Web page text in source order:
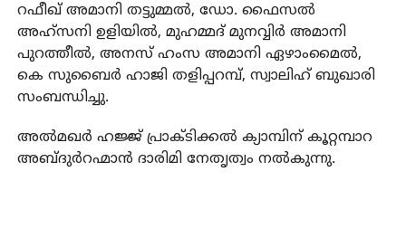
റഫീഖ് അമാനി തട്ടുമ്മല്‍, ഡോ. ഫൈസല്‍
അഹ്‌സനി ഉളിയില്‍, മുഹമ്മദ് മുനവ്വിര്‍ അമാനി
പുറത്തീല്‍, അനസ് ഹംസ അമാനി ഏഴാംമൈല്‍,
കെ സുബൈര്‍ ഹാജി തളിപ്പറമ്പ്, സ്വാലിഹ് ബുഖാരി
സംബന്ധിച്ചു.
അല്‍മഖര്‍ ഹജ്ജ് പ്രാക്ടിക്കല്‍ ക്യാമ്പിന് കൂറ്റമ്പാറ
അബ്ദുര്‍റഹ്മാന്‍ ദാരിമി നേതൃത്വം നല്‍കുന്നു.